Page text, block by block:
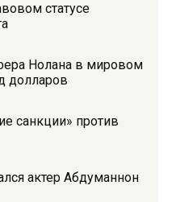
статусе
Нолана в мировом
долларов
санкции» против
актер Абдуманнон